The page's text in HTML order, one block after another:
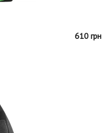
610 грн